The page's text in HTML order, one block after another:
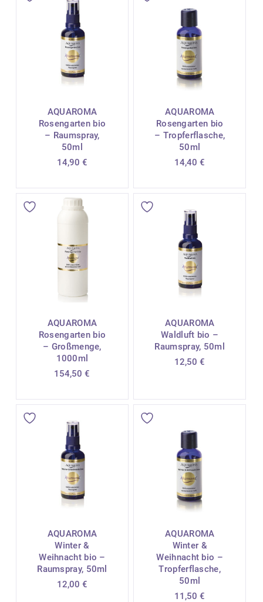
AQUAROMA
Rosengarten bio
– Raumspray,
50ml
14,90 €
AQUAROMA
Rosengarten bio
– Tropferflasche,
50ml
14,40€
AQUAROMA
Rosengarten bio
– Großmenge,
1000ml
154,50€
AQUAROMA
Waldluft bio –
Raumspray, 50ml
12,50€
AQUAROMA
Winter &
Weihnacht bio –
Raumspray, 50ml
12,00 €
AQUAROMA
Winter &
Weihnacht bio –
Tropferflasche,
50ml
11,50€